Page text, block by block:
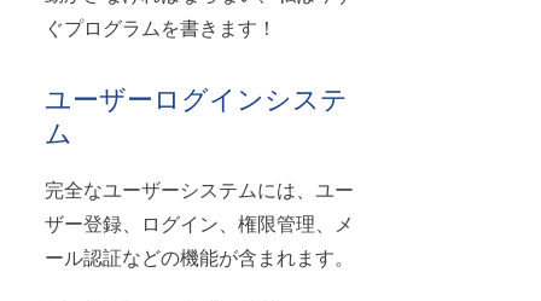
ぐプログラムを書きます！
ユーザーログインシステ
ム
完全なユーザーシステムには、ユー
ザー登録、ログイン、権限管理、メ
ール認証などの機能が含まれます。